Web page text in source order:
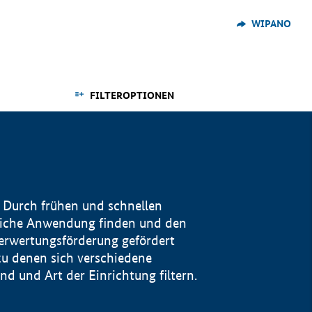
WIPANO
FILTEROPTIONEN
frühen und schnellen
Anwendung finden und den
gefördert
denen sich verschiedene
und Art der Einrichtung filtern.